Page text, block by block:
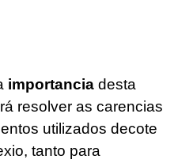
importancia desta
resolver as carencias
utilizados decote
tanto para